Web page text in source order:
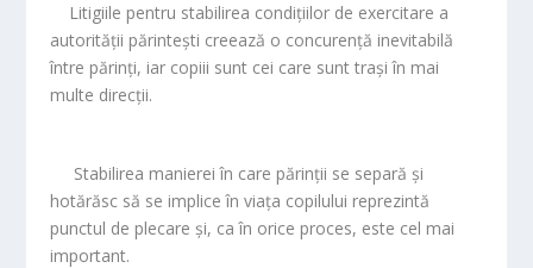
Litigiile pentru stabilirea condiţiilor de exercitare a
autorităţii părinteşti creează o concurență inevitabilă
între părinți, iar copiii sunt cei care sunt trași în mai
multe direcții.
Stabilirea manierei în care părinţii se separă şi
hotărăsc să se implice în viaţa copilului reprezintă
punctul de plecare şi, ca în orice proces, este cel mai
important.